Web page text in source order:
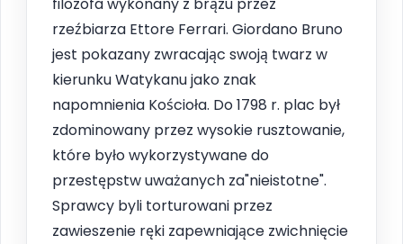
rzeźbiarza Ettore Ferrari. Giordano Bruno
jest pokazany zwracając swoją twarz w
kierunku Watykanu jako znak
napomnienia Kościoła. Do 1798 r. plac był
zdominowany przez wysokie rusztowanie,
które było wykorzystywane do
przestępstw uważanych za"nieistotne".
Sprawcy byli torturowani przez
zawieszenie ręki zapewniające zwichnięcie